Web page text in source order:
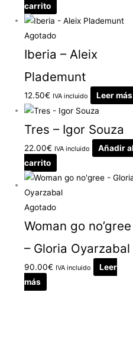
carrito
Agotado
Iberia – Aleix
Plademunt
12.50€ IVA incluido Leer más
Tres – Igor Souza
22.00€ IVA incluido
Añadir al
carrito
Agotado
Woman go no’gree
– Gloria Oyarzabal
90.00€ IVA incluido
Leer
más